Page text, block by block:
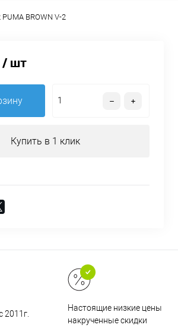
PUMA BROWN V-2
/ шт
Купить в 1 клик
2011г.
Настоящие низкие цены и
накрученные скидки